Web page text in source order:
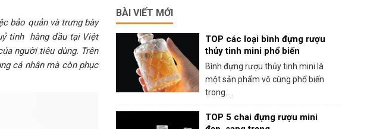
bảo quản và trưng bày
tinh hàng đầu tại Việt
người tiêu dùng. Trên
cá nhân mà còn phục
BÀI VIẾT MỚI
TOP các loại bình đựng rượu
thủy tinh mini phổ biến
Bình đựng rượu thủy tinh mini là
một sản phẩm vô cùng phổ biến
trong...
TOP 5 chai đựng rượu mini